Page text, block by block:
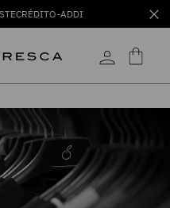
ADDI